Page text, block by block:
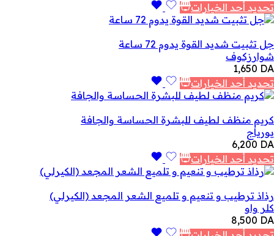
تحديد أحد الخيارات
جل تثبيت شديد القوة يدوم 72 ساعة
شوارزكوف
1,650 DA
تحديد أحد الخيارات
كريم منظف لطيف للبشرة الحساسة والجافة
يورياج
6,200 DA
تحديد أحد الخيارات
رذاذ ترطيب و تنعيم و تلميع الشعر المجعد (الكيرلي)
كلر واو
8,500 DA